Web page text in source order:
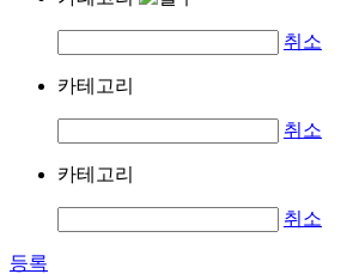
취소
카테고리
취소
카테고리
취소
등록